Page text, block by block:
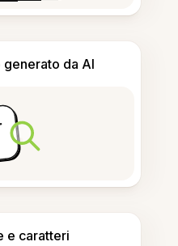
generato da AI
e caratteri